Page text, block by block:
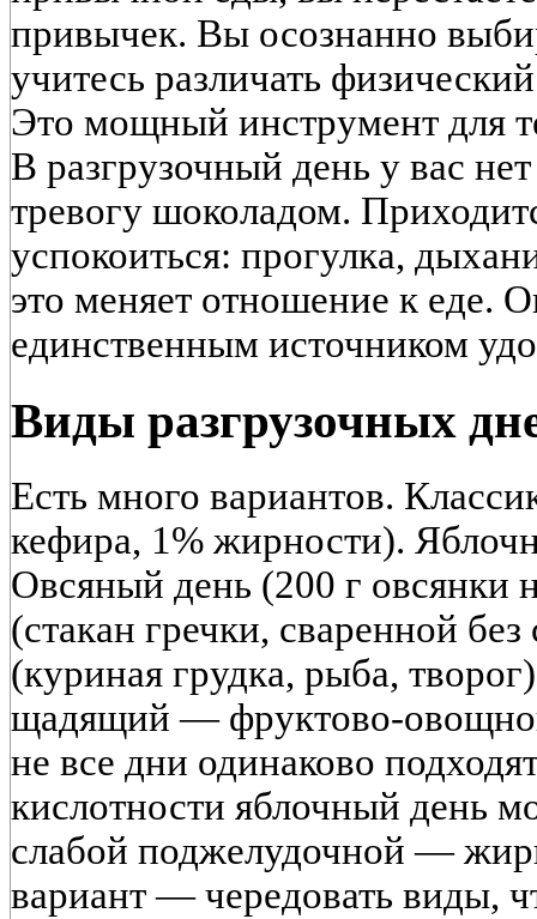
привычек. Вы осознанно
учитесь различать
Это мощный инструмент для
В разгрузочный день у вас
тревогу шоколадом.
успокоиться: прогулка,
это меняет отношение к еде.
единственным источником
Виды разгрузочных
Есть много вариантов.
кефира, 1% жирности).
Овсяный день (200 г овсянки
(стакан гречки, сваренной
(куриная грудка, рыба,
щадящий — фруктово-
не все дни одинаково
кислотности яблочный день
слабой поджелудочной —
вариант — чередовать виды,